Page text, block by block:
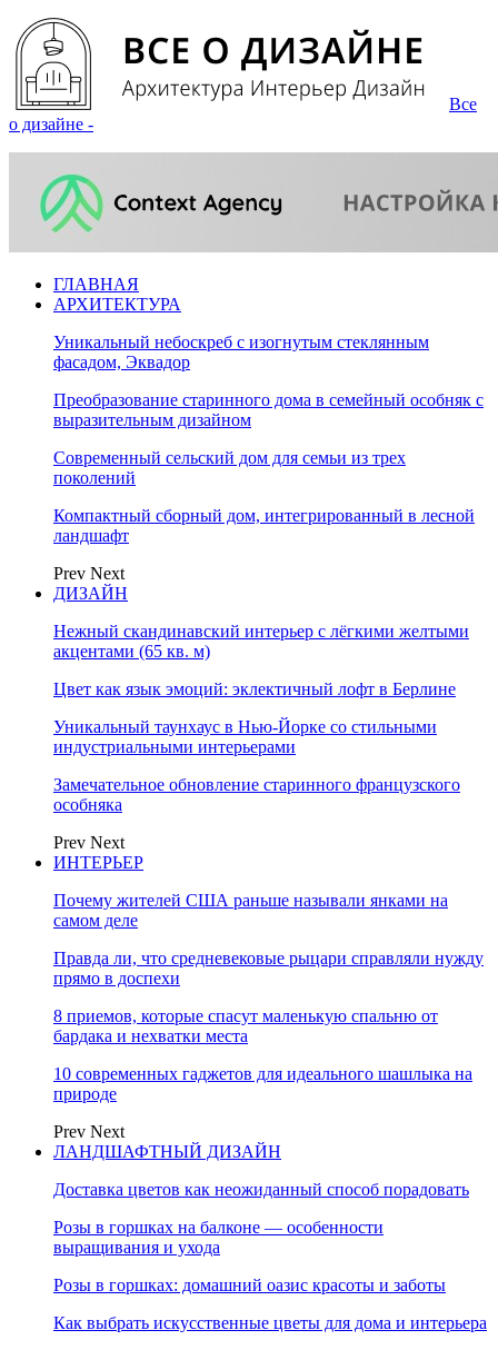
Все
о дизайне -
ГЛАВНАЯ
АРХИТЕКТУРА
Уникальный небоскреб с изогнутым стеклянным
фасадом, Эквадор
Преобразование старинного дома в семейный особняк с
выразительным дизайном
Современный сельский дом для семьи из трех
поколений
Компактный сборный дом, интегрированный в лесной
ландшафт
Prev Next
ДИЗАЙН
Нежный скандинавский интерьер с лёгкими желтыми
акцентами (65 кв. м)
Цвет как язык эмоций: эклектичный лофт в Берлине
Уникальный таунхаус в Нью-Йорке со стильными
индустриальными интерьерами
Замечательное обновление старинного французского
особняка
Prev Next
ИНТЕРЬЕР
Почему жителей США раньше называли янками на
самом деле
Правда ли, что средневековые рыцари справляли нужду
прямо в доспехи
8 приемов, которые спасут маленькую спальню от
бардака и нехватки места
10 современных гаджетов для идеального шашлыка на
природе
Prev Next
ЛАНДШАФТНЫЙ ДИЗАЙН
Доставка цветов как неожиданный способ порадовать
Розы в горшках на балконе — особенности
выращивания и ухода
Розы в горшках: домашний оазис красоты и заботы
Как выбрать искусственные цветы для дома и интерьера